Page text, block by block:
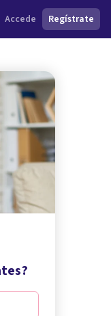
Accede Regístrate